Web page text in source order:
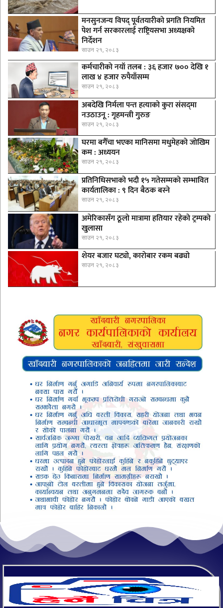
मनसुनजन्य विपद् पूर्वतयारीको प्रगति नियमित
पेश गर्न सरकारलाई राष्ट्रियसभा अध्यक्षको
निर्देशन
साउन २१, २०८३
कर्मचारीकाे नयाँ तलब : ३६ हजार ७०० देखि १
लाख ४ हजार रुपैयाँसम्म
साउन २१, २०८३
अबदेखि निर्मला पन्त हत्याको कुरा संसद्‍मा
नउठाउनू : गृहमन्त्री गुरुङ
साउन २१, २०८३
घरमा बगैँचा भएका मानिसमा मधुमेहको जोखिम
कम : अध्ययन
साउन २१, २०८३
प्रतिनिधिसभाको भदौ १५ गतेसम्मको सम्भावित
कार्यतालिका : ९ दिन बैठक बस्ने
साउन २१, २०८३
अमेरिकासँग ठूलो मात्रामा हतियार रहेको ट्रम्पको
खुलासा
साउन २१, २०८३
शेयर बजार घट्याे, काराेबार रकम बढ्याे
साउन २१, २०८३